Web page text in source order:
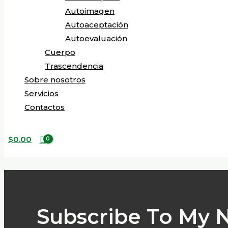
Autoimagen
Autoaceptación
Autoevaluación
Cuerpo
Trascendencia
Sobre nosotros
Servicios
Contactos
$0.00
Subscribe To My